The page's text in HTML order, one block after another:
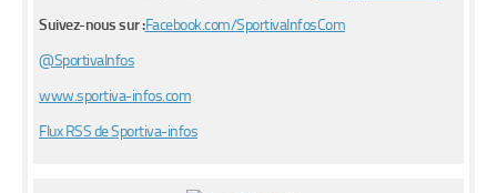
Suivez-nous sur :Facebook.com/SportivaInfosCom
@SportivaInfos
www.sportiva-infos.com
Flux RSS de Sportiva-infos